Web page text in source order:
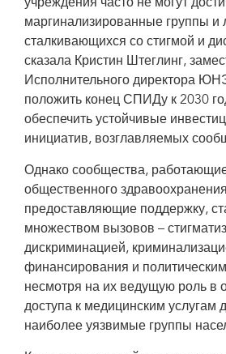
учреждения часто не могут
маргинализированные группы и
сталкивающихся со стигмой и
сказала Кристин Штеглинг,
Исполнительного директора
положить конец СПИДу к 2030
обеспечить устойчивые
инициатив, возглавляемых
Однако сообщества,
общественного
предоставляющие поддержку,
множеством вызовов –
дискриминацией,
финансирования и
несмотря на их ведущую роль в
доступа к медицинским услугам
наиболее уязвимые группы